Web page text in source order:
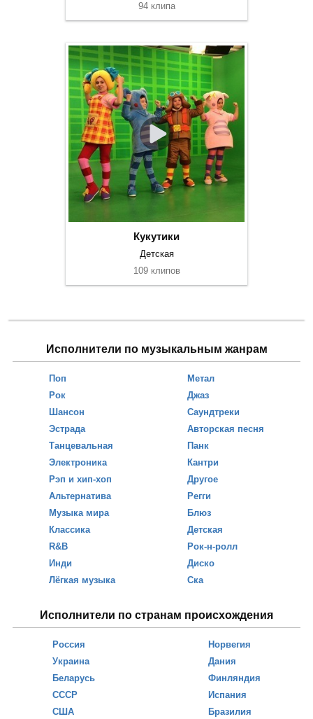
94 клипа
Кукутики
Детская
109 клипов
Исполнители по музыкальным жанрам
Поп
Рок
Шансон
Эстрада
Танцевальная
Электроника
Рэп и хип-хоп
Альтернатива
Музыка мира
Классика
R&B
Инди
Лёгкая музыка
Метал
Джаз
Саундтреки
Авторская песня
Панк
Кантри
Другое
Регги
Блюз
Детская
Рок-н-ролл
Диско
Ска
Исполнители по странам происхождения
Россия
Украина
Беларусь
СССР
США
Норвегия
Дания
Финляндия
Испания
Бразилия